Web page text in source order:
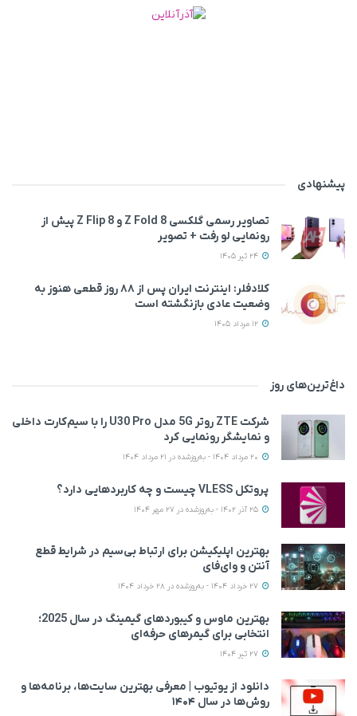
پیشنهادی
تصاویر رسمی گلکسی Z Fold 8 و Z Flip 8 پیش از
رونمایی لو رفت + تصویر
کلادفلر: اینترنت ایران پس از ۸۸ روز قطعی هنوز به
وضعیت عادی بازنگشته است
داغ‌ترین‌های روز
شرکت ZTE روتر 5G مدل U30 Pro را با سیم‌کارت داخلی
و نمایشگر رونمایی کرد
پروتکل VLESS چیست و چه کاربردهایی دارد؟
بهترین اپلیکیشن‌ برای ارتباط بی‌سیم در شرایط قطع
آنتن و وای‌فای
بهترین ماوس و کیبوردهای گیمینگ در سال 2025؛
انتخابی برای گیمرهای حرفه‌ای
دانلود از یوتیوب | معرفی بهترین سایت‌ها، برنامه‌ها و
روش‌ها در سال ۱۴۰۴